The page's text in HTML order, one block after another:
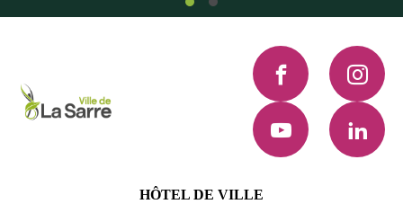
HÔTEL DE VILLE
Facebook
YouTube